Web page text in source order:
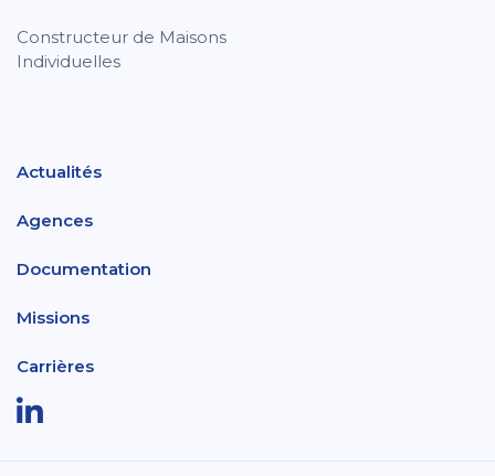
Constructeur de Maisons
Individuelles
Actualités
Agences
Documentation
Missions
Carrières